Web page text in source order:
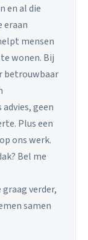
en al die
eraan
mensen
wonen. Bij
betrouwbaar
geen
Plus een
ons werk.
Bel me
verder,
samen